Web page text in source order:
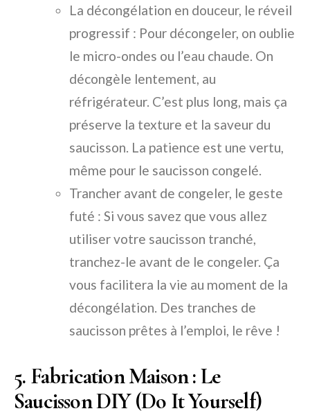
La décongélation en douceur, le réveil
progressif : Pour décongeler, on oublie
le micro-ondes ou l’eau chaude. On
décongèle lentement, au
réfrigérateur. C’est plus long, mais ça
préserve la texture et la saveur du
saucisson. La patience est une vertu,
même pour le saucisson congelé.
Trancher avant de congeler, le geste
futé : Si vous savez que vous allez
utiliser votre saucisson tranché,
tranchez-le avant de le congeler. Ça
vous facilitera la vie au moment de la
décongélation. Des tranches de
saucisson prêtes à l’emploi, le rêve !
5. Fabrication Maison : Le
Saucisson DIY (Do It Yourself)